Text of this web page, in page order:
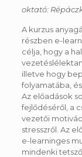
oktató:
A kurzus
részben e-
célja, hogy a
illetve hogy
folyamatába,
Az előadások
fejlődéséről, a
vezetői
stresszről. Az
e-learninges
mindenki